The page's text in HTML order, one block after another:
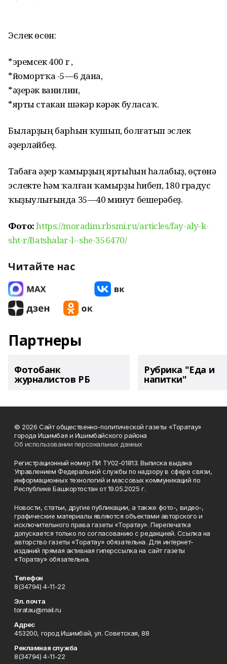
Эслек өсөн:
*эремсек 400 г ,
*йомортҡа -5—6 дана,
*әҙерәк ванилин,
*ярты стакан шәкәр кәрәк буласаҡ.
Быларҙың барһын ҡушып, болғатып эслек
әҙерләйбеҙ.
Табаға әҙер ҡамырҙың яртыһын һалабыҙ, өҫтөнә
эслекте һәм ҡалған ҡамырҙы һибеп, 180 градус
ҡыҙыулығында 35—40 минут бешерәбеҙ.
Фото:https://moradim.rbsmi.ru/articles/fay-aly-k-
sht-r/Batshalar-l--she-356470/
Читайте нас
Партнеры
Фотобанк
журналистов РБ
Рубрика "Еда и
напитки"
© 2026 Сайт общественно-политической газеты «Торатау»
города Ишимбая и Ишимбайского района
Об использовании персональных данных
Регистрационный номер ПИ ТУ02-01813. Выписка выдана
Управлением Федеральной службы по надзору в сфере связи,
информационных технологий и массовых коммуникаций по
Республике Башкортостан от 19.05.2025 г.
Новости, статьи, другие публикации, а также фото-, видео-,
графические материалы являются объектами авторского и
исключительного права газеты «Торатау». Перепечатка
допускается только по согласованию с редакцией. Ссылка на
авторство газеты «Торатау» обязательна. Для интернет-
изданий прямая активная гиперссылка на сайт газеты
«Торатау» обязательна.
Телефон
8(34794) 4-11-22
Эл. почта
toratau@mail.ru
Адрес
453200, город Ишимбай, ул. Советская, 88
Рекламная служба
8(34794) 4-11-22